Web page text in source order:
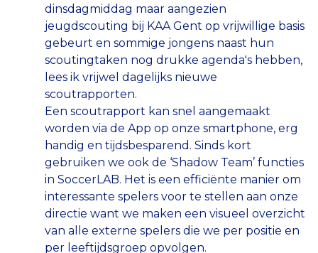
dinsdagmiddag maar aangezien
jeugdscouting bij KAA Gent op vrijwillige basis
gebeurt en sommige jongens naast hun
scoutingtaken nog drukke agenda's hebben,
lees ik vrijwel dagelijks nieuwe
scoutrapporten.
Een scoutrapport kan snel aangemaakt
worden via de App op onze smartphone, erg
handig en tijdsbesparend. Sinds kort
gebruiken we ook de ‘Shadow Team’ functies
in SoccerLAB. Het is een efficiënte manier om
interessante spelers voor te stellen aan onze
directie want we maken een visueel overzicht
van alle externe spelers die we per positie en
per leeftijdsgroep opvolgen.